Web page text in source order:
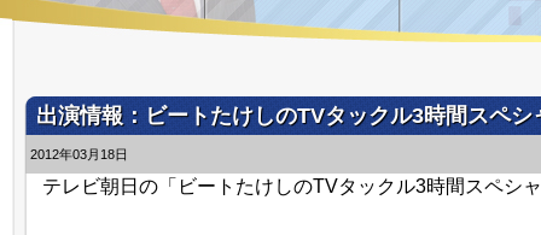
出演情報：ビートたけしのTVタックル3時間スペシ
2012年03月18日
テレビ朝日の「ビートたけしのTVタックル3時間スペシ